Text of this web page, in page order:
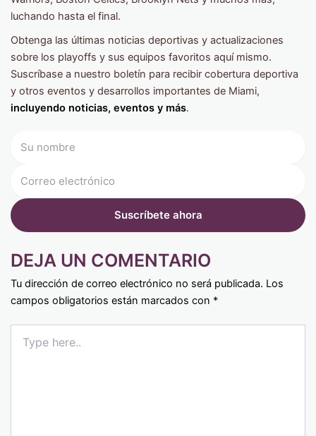
luchando hasta el final.
Obtenga las últimas noticias deportivas y actualizaciones
sobre los playoffs y sus equipos favoritos aquí mismo.
Suscríbase a nuestro boletín para recibir cobertura deportiva
y otros eventos y desarrollos importantes de Miami,
incluyendo noticias, eventos y más.
DEJA UN COMENTARIO
Tu dirección de correo electrónico no será publicada. Los
campos obligatorios están marcados con *
here..